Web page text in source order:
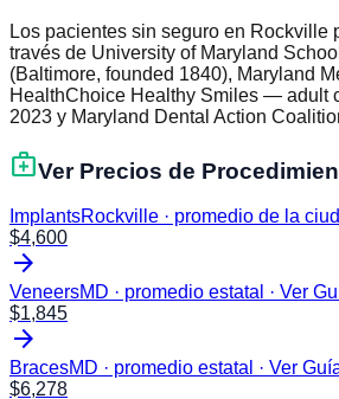
Los pacientes sin seguro en Rockville
través de University of Maryland
(Baltimore, founded 1840), Maryland
HealthChoice Healthy Smiles — adult
2023 y Maryland Dental Action
medical_servicesVer Precios de
ImplantsRockville · promedio de la
$4,600
arrow_forward
VeneersMD · promedio estatal · Ver
$1,845
arrow_forward
BracesMD · promedio estatal · Ver
$6,278